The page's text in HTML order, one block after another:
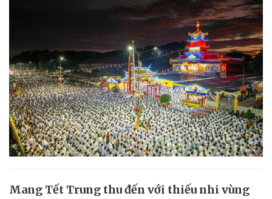
Mang Tết Trung thu đến với thiếu nhi vùng